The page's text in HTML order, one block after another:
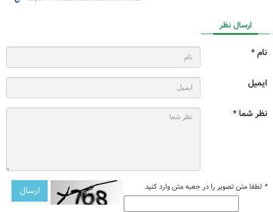
ارسال نظر
نام *
ایمیل
نظر شما *
* لطفا متن تصویر را در جعبه متن وارد کنید